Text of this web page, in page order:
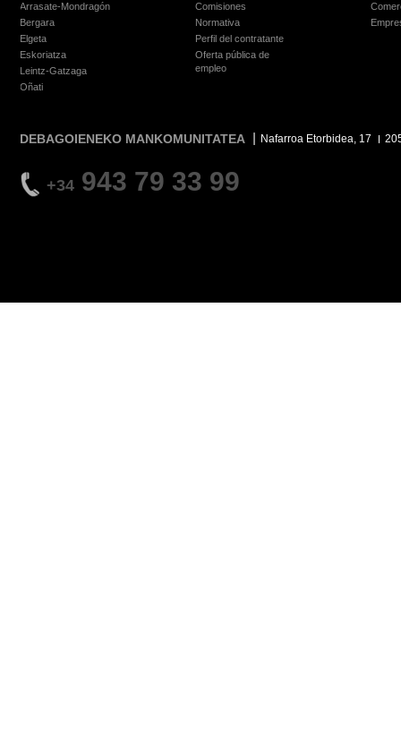
Arrasate-Mondragón
Bergara
Elgeta
Eskoriatza
Leintz-Gatzaga
Oñati
Comisiones
Normativa
Perfil del contratante
Oferta pública de
empleo
DEBAGOIENEKO MANKOMUNITATEA Nafarroa Etorbidea, 17
+34 943 79 33 99